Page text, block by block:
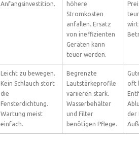
Anfangsinvestition.
höhere
Stromkosten
anfallen. Ersatz
von ineffizienten
Geräten kann
teuer werden.
Leicht zu bewegen.
Kein Schlauch stört
die
Fensterdichtung.
Wartung meist
einfach.
Begrenzte
Lautstärkeprofile
variieren stark.
Wasserbehälter
und Filter
benötigen Pflege.
oft
der